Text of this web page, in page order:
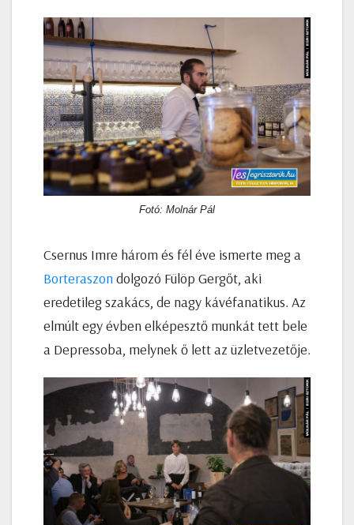
Fotó: Molnár Pál
Csernus Imre három és fél éve ismerte meg a
Borteraszondolgozó Fülöp Gergőt, aki
eredetileg szakács, de nagy kávéfanatikus. Az
elmúlt egy évben elképesztő munkát tett bele
a Depressoba, melynek ő lett az üzletvezetője.